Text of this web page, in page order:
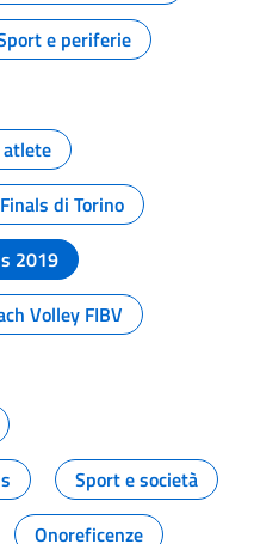
e periferie
di Torino
2019
Volley FIBV
Sport e società
Onoreficenze